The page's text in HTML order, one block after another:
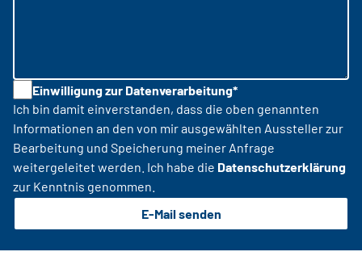
Einwilligung zur Datenverarbeitung*
Ich bin damit einverstanden, dass die oben genannten
Informationen an den von mir ausgewählten Aussteller zur
Bearbeitung und Speicherung meiner Anfrage
weitergeleitet werden. Ich habe die Datenschutzerklärung
zur Kenntnis genommen.
E-Mail senden